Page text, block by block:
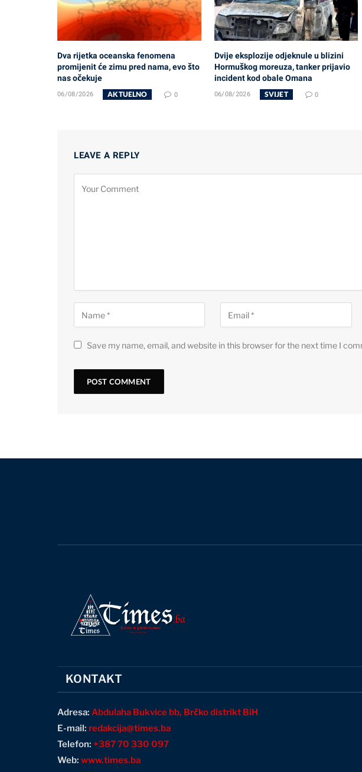
Dva rijetka oceanska fenomena
promijenit će zimu pred nama, evo što
nas očekuje
06/08/2026 AKTUELNO 0
Dvije eksplozije odjeknule u blizini
Hormuškog moreuza, tanker prijavio
incident kod obale Omana
06/08/2026 SVIJET 0
LEAVE A REPLY
Save my name, email, and website in this browser for the next time I
KONTAKT
Adresa: Abdulaha Bukvice bb, Brčko distrikt BiH
E-mail: redakcija@times.ba
Telefon: +387 70 330 097
Web: www.times.ba